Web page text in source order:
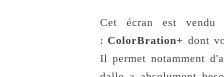
Cet écran est
: ColorBration+ dont
Il permet notamment